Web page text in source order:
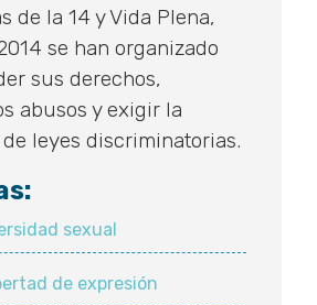
de la 14 y Vida Plena,
se han organizado
sus derechos,
abusos y exigir la
leyes discriminatorias.
sexual
de expresión